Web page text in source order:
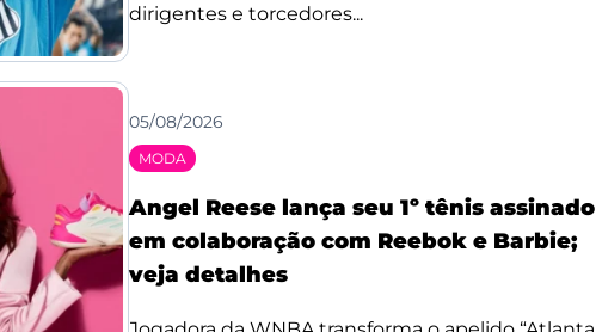
dirigentes e torcedores...
05/08/2026
MODA
Angel Reese lança seu 1º tênis assinado
em colaboração com Reebok e Barbie;
veja detalhes